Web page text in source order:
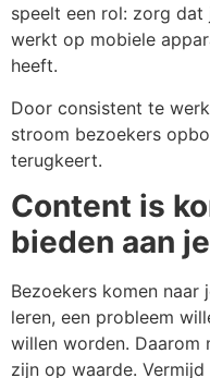
speelt een rol: zorg
werkt op mobiele
heeft.
Door consistent te
stroom bezoekers
terugkeert.
Content is
bieden aan
Bezoekers komen
leren, een probleem
willen worden.
zijn op waarde.